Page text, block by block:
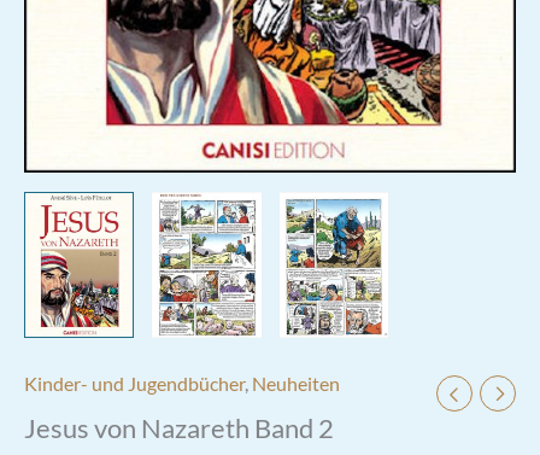
Kinder- und Jugendbücher, Neuheiten
Jesus von Nazareth Band 2